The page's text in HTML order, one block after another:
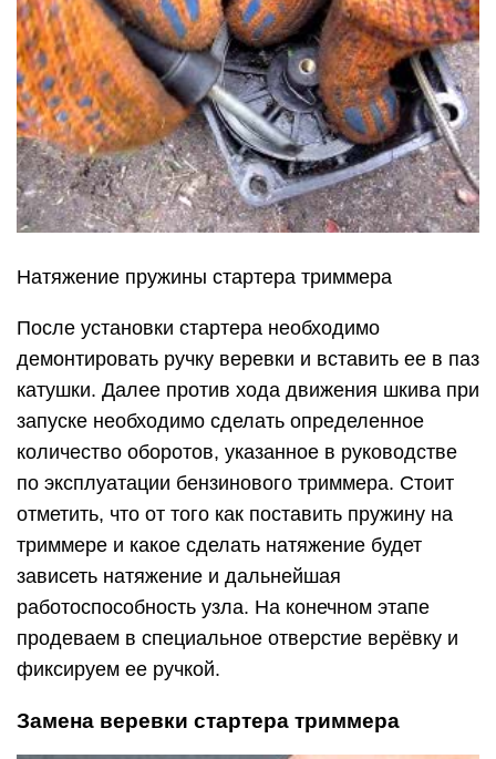
Натяжение пружины стартера триммера
После установки стартера необходимо
демонтировать ручку веревки и вставить ее в паз
катушки. Далее против хода движения шкива при
запуске необходимо сделать определенное
количество оборотов, указанное в руководстве
по эксплуатации бензинового триммера. Стоит
отметить, что от того как поставить пружину на
триммере и какое сделать натяжение будет
зависеть натяжение и дальнейшая
работоспособность узла. На конечном этапе
продеваем в специальное отверстие верёвку и
фиксируем ее ручкой.
Замена веревки стартера триммера